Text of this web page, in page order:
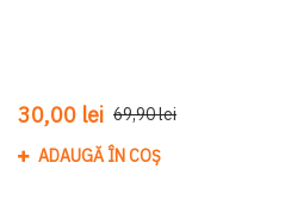
30,00 lei 69,90 lei
ADAUGĂ ÎN COȘ